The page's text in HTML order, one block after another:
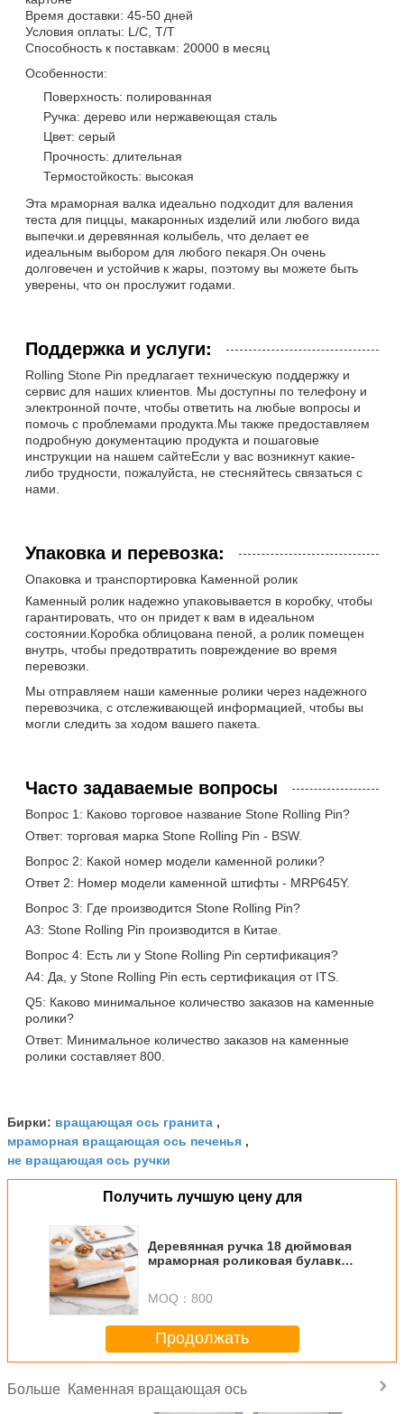
Время доставки: 45-50 дней
Условия оплаты: L/C, T/T
Способность к поставкам: 20000 в месяц
Особенности:
Поверхность: полированная
Ручка: дерево или нержавеющая сталь
Цвет: серый
Прочность: длительная
Термостойкость: высокая
Эта мраморная валка идеально подходит для валения
теста для пиццы, макаронных изделий или любого вида
выпечки.и деревянная колыбель, что делает ее
идеальным выбором для любого пекаря.Он очень
долговечен и устойчив к жары, поэтому вы можете быть
уверены, что он прослужит годами.
Поддержка и услуги:
Rolling Stone Pin предлагает техническую поддержку и
сервис для наших клиентов. Мы доступны по телефону и
электронной почте, чтобы ответить на любые вопросы и
помочь с проблемами продукта.Мы также предоставляем
подробную документацию продукта и пошаговые
инструкции на нашем сайтеЕсли у вас возникнут какие-
либо трудности, пожалуйста, не стесняйтесь связаться с
нами.
Упаковка и перевозка:
Опаковка и транспортировка Каменной ролик
Каменный ролик надежно упаковывается в коробку, чтобы
гарантировать, что он придет к вам в идеальном
состоянии.Коробка облицована пеной, а ролик помещен
внутрь, чтобы предотвратить повреждение во время
перевозки.
Мы отправляем наши каменные ролики через надежного
перевозчика, с отслеживающей информацией, чтобы вы
могли следить за ходом вашего пакета.
Часто задаваемые вопросы
Вопрос 1: Каково торговое название Stone Rolling Pin?
Ответ: торговая марка Stone Rolling Pin - BSW.
Вопрос 2: Какой номер модели каменной ролики?
Ответ 2: Номер модели каменной штифты - MRP645Y.
Вопрос 3: Где производится Stone Rolling Pin?
А3: Stone Rolling Pin производится в Китае.
Вопрос 4: Есть ли у Stone Rolling Pin сертификация?
A4: Да, у Stone Rolling Pin есть сертификация от ITS.
Q5: Каково минимальное количество заказов на каменные
ролики?
Ответ: Минимальное количество заказов на каменные
ролики составляет 800.
Бирки: вращающая ось гранита ,
мраморная вращающая ось печенья ,
не вращающая ось ручки
Получить лучшую цену для
Деревянная ручка 18 дюймовая
мраморная роликовая булавка
MOQ： 800
Продолжать
Больше Каменная вращающая ось